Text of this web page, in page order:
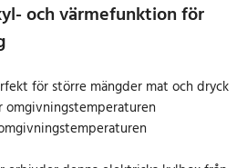
och värmefunktion för
för större mängder mat och dryck
omgivningstemperaturen